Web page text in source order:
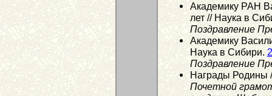
Академику РАН
лет // Наука в
Поздравление
Академику
Наука в Сибири.
Поздравление
Награды Родины
Почетной